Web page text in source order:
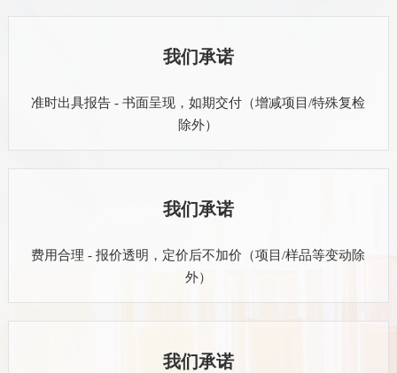
我们承诺
准时出具报告 - 书面呈现，如期交付（增减项目/特殊复检
除外）
我们承诺
费用合理 - 报价透明，定价后不加价（项目/样品等变动除
外）
我们承诺